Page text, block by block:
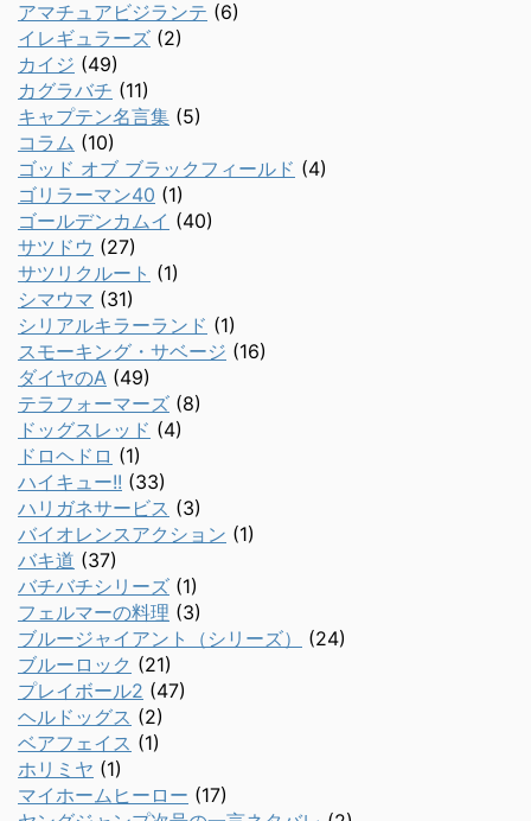
アマチュアビジランテ (6)
イレギュラーズ (2)
カイジ (49)
カグラバチ (11)
キャプテン名言集 (5)
コラム (10)
ゴッド オブ ブラックフィールド (4)
ゴリラーマン40 (1)
ゴールデンカムイ (40)
サツドウ (27)
サツリクルート (1)
シマウマ (31)
シリアルキラーランド (1)
スモーキング・サベージ (16)
ダイヤのA (49)
テラフォーマーズ (8)
ドッグスレッド (4)
ドロヘドロ (1)
ハイキュー!! (33)
ハリガネサービス (3)
バイオレンスアクション (1)
バキ道 (37)
バチバチシリーズ (1)
フェルマーの料理 (3)
ブルージャイアント（シリーズ）
(24)
ブルーロック (21)
プレイボール2 (47)
ヘルドッグス (2)
ベアフェイス (1)
ホリミヤ (1)
マイホームヒーロー (17)